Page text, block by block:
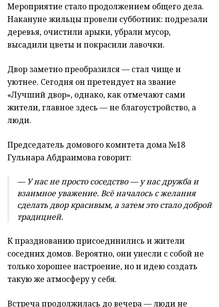
Мероприятие стало продолжением общего дела.
Накануне жильцы провели субботник: подрезали
деревья, очистили арыки, убрали мусор,
высадили цветы и покрасили лавочки.
Двор заметно преобразился — стал чище и
уютнее. Сегодня он претендует на звание
«Лучший двор», однако, как отмечают сами
жители, главное здесь — не благоустройство, а
люди.
Председатель домового комитета дома №18
Гульнара Абдраимова говорит:
— У нас не просто соседство — у нас дружба и
взаимное уважение. Всё началось с желания
сделать двор красивым, а затем это стало доброй
традицией.
К празднованию присоединились и жители
соседних домов. Вероятно, они унесли с собой не
только хорошее настроение, но и идею создать
такую же атмосферу у себя.
Встреча продолжилась до вечера — люди не